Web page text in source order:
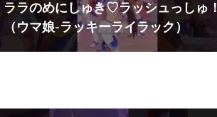
ララのめにしゅき♡ラッシュっしゅ！
（ウマ娘-ラッキーライラック）